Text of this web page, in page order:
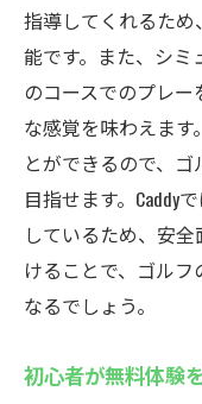
指導してくれるた
能です。また、シミ
のコースでのプレ
な感覚を味わえま
とができるので、
目指せます。Caddy
しているため、安
けることで、ゴル
なるでしょう。
初心者が無料体験